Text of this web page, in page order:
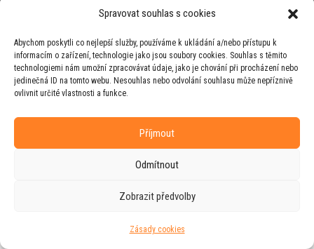
Spravovat souhlas s cookies
Abychom poskytli co nejlepší služby, používáme k ukládání a/nebo přístupu k
informacím o zařízení, technologie jako jsou soubory cookies. Souhlas s těmito
technologiemi nám umožní zpracovávat údaje, jako je chování při procházení nebo
jedinečná ID na tomto webu. Nesouhlas nebo odvolání souhlasu může nepříznivě
ovlivnit určité vlastnosti a funkce.
Příjmout
Odmítnout
Zobrazit předvolby
Zásady cookies
© 2026 Jiří Horecký – Osobní stránky Jiřího
Web vytvořila firmaRUDIve spolupráci s
agenturouZEST BRAND.